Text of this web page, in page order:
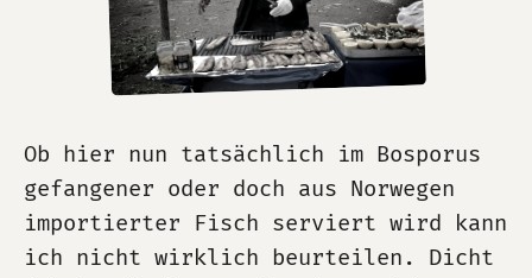
Ob hier nun tatsächlich im Bosporus
gefangener oder doch aus Norwegen
importierter Fisch serviert wird kann
ich nicht wirklich beurteilen. Dicht